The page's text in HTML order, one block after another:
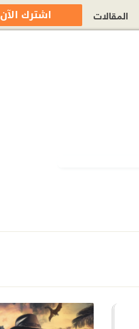
المقالات اشترك الآن